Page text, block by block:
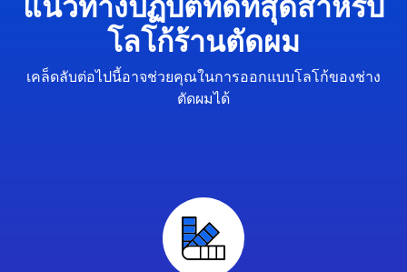
โลโก้ร้านตัดผม
เคล็ดลับต่อไปนี้อาจช่วยคุณในการออกแบบโลโก้ของช่าง
ตัดผมได้